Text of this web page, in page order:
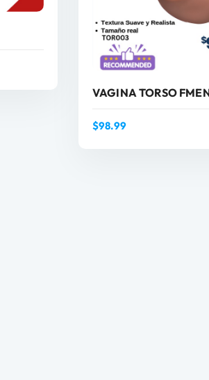
VAGINA TORSO
$98.99